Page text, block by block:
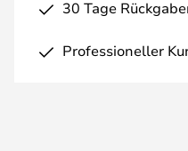
30 Tage
Professioneller